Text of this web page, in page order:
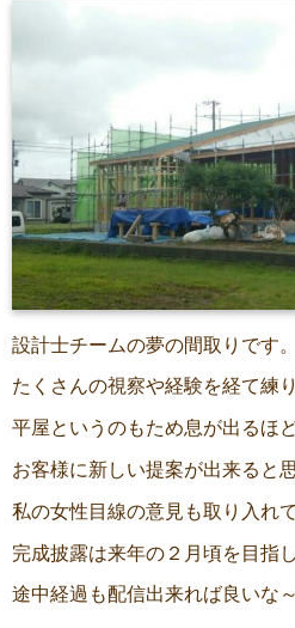
設計士チームの夢の間取りです。
たくさんの視察や経験を経て練
平屋というのもため息が出るほ
お客様に新しい提案が出来ると
私の女性目線の意見も取り入れ
完成披露は来年の２月頃を目指
途中経過も配信出来れば良いな